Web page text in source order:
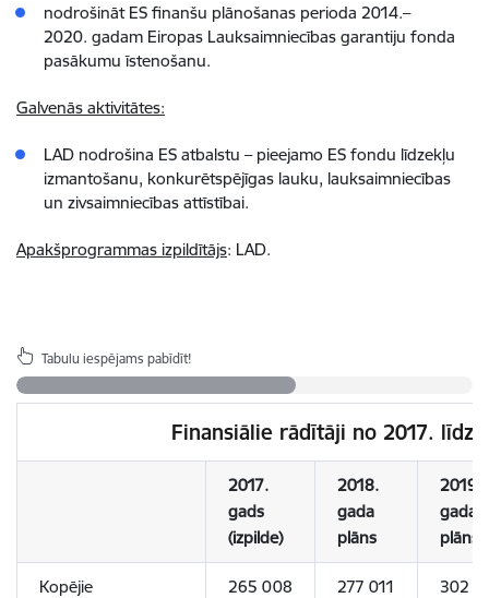
nodrošināt ES finanšu plānošanas perioda 2014.–
2020. gadam Eiropas Lauksaimniecības garantiju fonda
pasākumu īstenošanu.
Galvenās aktivitātes:
LAD nodrošina ES atbalstu – pieejamo ES fondu līdzekļu
izmantošanu, konkurētspējīgas lauku, lauksaimniecības
un zivsaimniecības attīstībai.
Apakšprogrammas izpildītājs: LAD.
Tabulu iespējams pabīdīt!
Finansiālie rādītāji no 2017. līdz
2017.
gads
(izpilde)
2018.
gada
plāns
2019.
gada
plāns
Kopējie
265 008
277 011
302